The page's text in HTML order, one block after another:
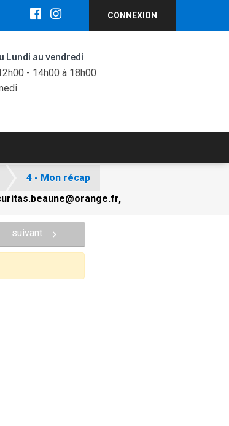
CONNEXION
Lundi au vendredi
- 14h00 à 18h00
4 - Mon récap
,
suivant